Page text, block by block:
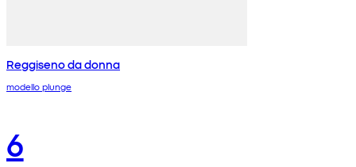
Reggiseno da donna
modello plunge
6